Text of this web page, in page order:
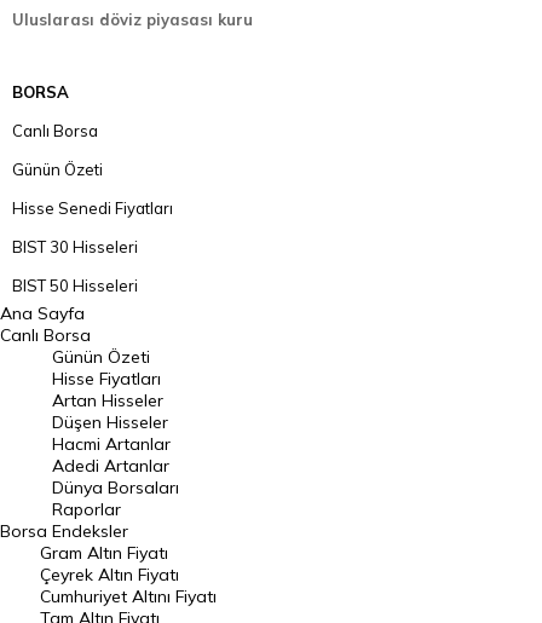
Uluslarası döviz piyasası kuru
BORSA
Canlı Borsa
Günün Özeti
Hisse Senedi Fiyatları
BIST 30 Hisseleri
BIST 50 Hisseleri
BIST 100 Hisseleri
En Çok Artan Hisseler
En Çok Düşen Hisseler
Hacmi Artanlar
Geçmiş Kapanışlar
Dünya Borsaları
Raporlar
Endeksler
Ana Sayfa
Canlı Borsa
Borsa
Günün Özeti
Hisse Fiyatları
Artan Hisseler
Düşen Hisseler
Hacmi Artanlar
Adedi Artanlar
Dünya Borsaları
Raporlar
Endeksler
Gram Altın Fiyatı
Çeyrek Altın Fiyatı
Cumhuriyet Altını Fiyatı
Tam Altın Fiyatı